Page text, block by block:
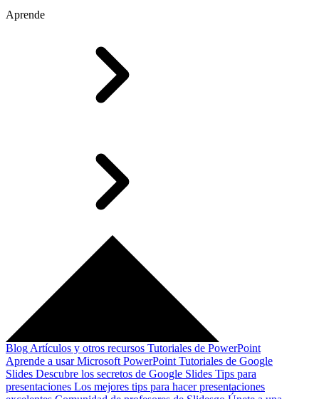
Aprende
Blog Artículos y otros recursos Tutoriales de PowerPoint
Aprende a usar Microsoft PowerPoint Tutoriales de Google
Slides Descubre los secretos de Google Slides Tips para
presentaciones Los mejores tips para hacer presentaciones